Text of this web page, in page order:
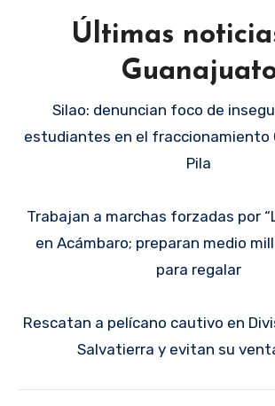
Últimas
Silao: denuncian foco de
estudiantes en el fraccionamiento
Pila
Trabajan a marchas forzadas por
en Acámbaro; preparan medio
para regalar
Rescatan a pelícano cautivo en
Salvatierra y evitan su